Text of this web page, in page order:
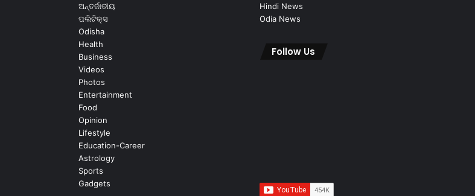
ଅନ୍ତର୍ଜାତୀୟ
ପଲିଟିକ୍ସ
Odisha
Health
Business
Videos
Photos
Entertainment
Food
Opinion
Lifestyle
Education-Career
Astrology
Sports
Gadgets
Hindi News
Odia News
Follow Us